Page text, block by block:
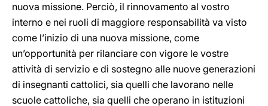
nuova missione. Perciò, il rinnovamento al vostro
interno e nei ruoli di maggiore responsabilità va visto
come l’inizio di una nuova missione, come
un’opportunità per rilanciare con vigore le vostre
attività di servizio e di sostegno alle nuove generazioni
di insegnanti cattolici, sia quelli che lavorano nelle
scuole cattoliche, sia quelli che operano in istituzioni